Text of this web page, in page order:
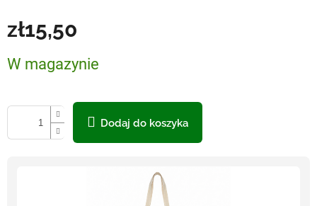
zł15,50
jednostkowa:
W magazynie
Dodaj do koszyka